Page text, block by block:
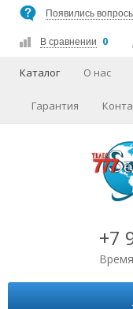
Появились
В сравнении 0
Каталог О нас
Гарантия
+7